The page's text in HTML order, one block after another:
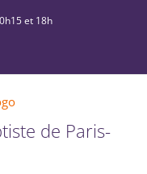
et 18h
de Paris-